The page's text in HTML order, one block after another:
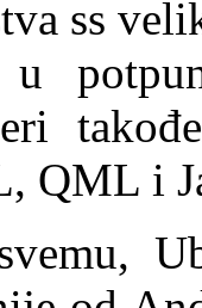
ss
QML i